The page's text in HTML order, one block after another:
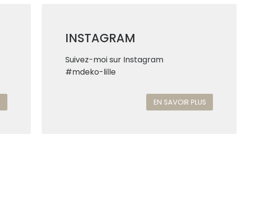
INSTAGRAM
Suivez-moi sur Instagram
#mdeko-lille
EN SAVOIR PLUS